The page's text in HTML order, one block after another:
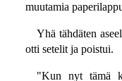
muutamia
Yhä tähdäten
otti setelit ja poistui.
"Kun nyt tämä